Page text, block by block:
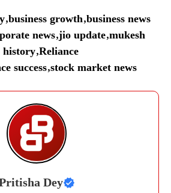
,business growth,business news
news,jio update,mukesh
history,Reliance
success,stock market news
Dey